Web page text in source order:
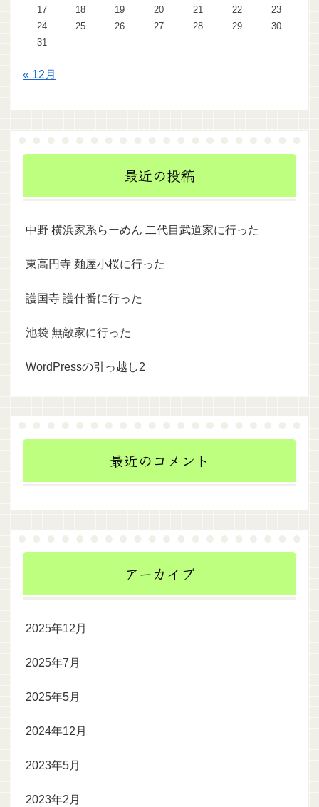
17
18 19 20 21 22
23
24
25 26 27 28 29
30
31
« 12月
最近の投稿
中野 横浜家系らーめん 二代目武道家に行った
東高円寺 麺屋小桜に行った
護国寺 護什番に行った
池袋 無敵家に行った
WordPressの引っ越し2
最近のコメント
アーカイブ
2025年12月
2025年7月
2025年5月
2024年12月
2023年5月
2023年2月